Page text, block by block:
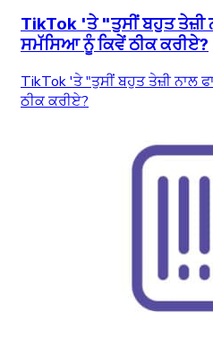
TikTok 'ਤੇ "ਤੁਸੀਂ ਬਹੁਤ ਤੇਜ਼ੀ
ਸਮੱਸਿਆ ਨੂੰ ਕਿਵੇਂ ਠੀਕ ਕਰੀਏ?
TikTok 'ਤੇ "ਤੁਸੀਂ ਬਹੁਤ ਤੇਜ਼ੀ ਨਾਲ
ਠੀਕ ਕਰੀਏ?